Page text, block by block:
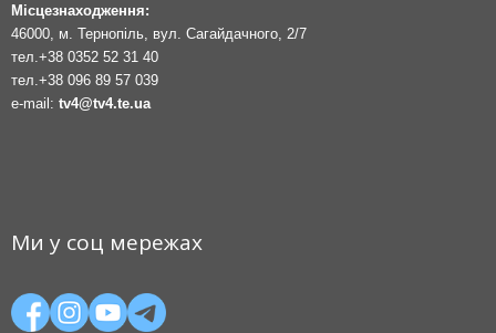
Місцезнаходження:
46000, м. Тернопіль, вул. Сагайдачного, 2/7
тел. +38 0352 52 31 40
тел. +38 096 89 57 039
e-mail: tv4@tv4.te.ua
Ми у соц мережах